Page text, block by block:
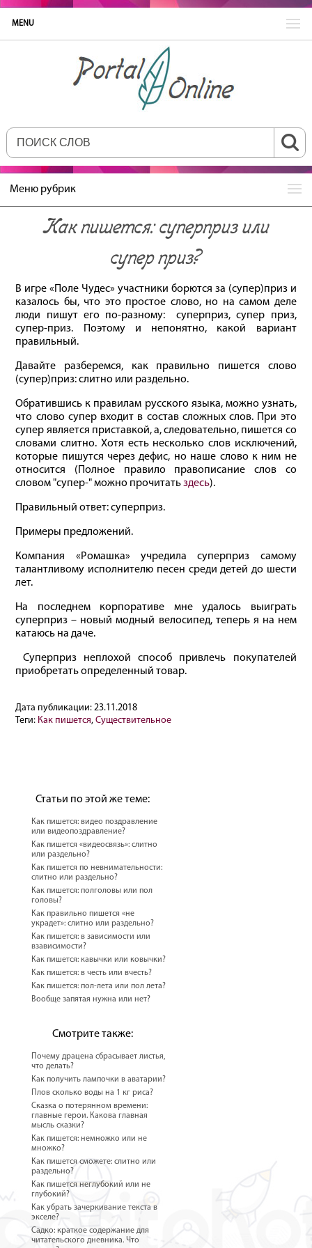
MENU
Меню рубрик
Как пишется: суперприз или
супер приз?
В игре «Поле Чудес» участники борются за (супер)приз и
казалось бы, что это простое слово, но на самом деле
люди пишут его по-разному: суперприз, супер приз,
супер-приз. Поэтому и непонятно, какой вариант
правильный.
Давайте разберемся, как правильно пишется слово
(супер)приз: слитно или раздельно.
Обратившись к правилам русского языка, можно узнать,
что слово супер входит в состав сложных слов. При это
супер является приставкой, а, следовательно, пишется со
словами слитно. Хотя есть несколько слов исключений,
которые пишутся через дефис, но наше слово к ним не
относится (Полное правило правописание слов со
словом "супер-" можно прочитатьздесь).
Правильный ответ: суперприз.
Примеры предложений.
Компания «Ромашка» учредила суперприз самому
талантливому исполнителю песен среди детей до шести
лет.
На последнем корпоративе мне удалось выиграть
суперприз – новый модный велосипед, теперь я на нем
катаюсь на даче.
Суперприз неплохой способ привлечь покупателей
приобретать определенный товар.
Дата публикации:23.11.2018
Теги: Как пишется,Существительное
Статьи по этой же теме:
Как пишется: видео поздравление
или видеопоздравление?
Как пишется «видеосвязь»: слитно
или раздельно?
Как пишется по невнимательности:
слитно или раздельно?
Как пишется: полголовы или пол
головы?
Как правильно пишется «не
украдет»: слитно или раздельно?
Как пишется: в зависимости или
взависимости?
Как пишется: кавычки или ковычки?
Как пишется: в честь или вчесть?
Как пишется: пол-лета или пол лета?
Вообще запятая нужна или нет?
Смотрите также:
Почему драцена сбрасывает листья,
что делать?
Как получить лампочки в аватарии?
Плов сколько воды на 1 кг риса?
Сказка о потерянном времени:
главные герои. Какова главная
мысль сказки?
Как пишется: немножко или не
множко?
Как пишется сможете: слитно или
раздельно?
Как пишется неглубокий или не
глубокий?
Как убрать зачеркивание текста в
экселе?
Садко: краткое содержание для
читательского дневника. Что